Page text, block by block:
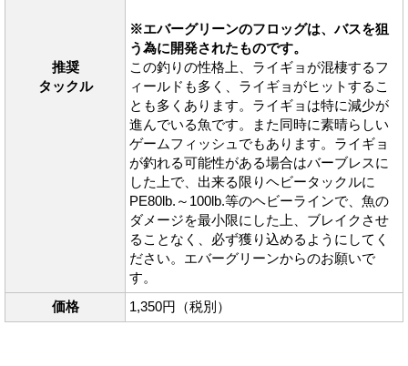
推奨
タックル
※エバーグリーンのフロッグは、バスを狙
う為に開発されたものです。
この釣りの性格上、ライギョが混棲するフ
ィールドも多く、ライギョがヒットするこ
とも多くあります。ライギョは特に減少が
進んでいる魚です。また同時に素晴らしい
ゲームフィッシュでもあります。ライギョ
が釣れる可能性がある場合はバーブレスに
した上で、出来る限りヘビータックルに
PE80lb.～100lb.等のヘビーラインで、魚の
ダメージを最小限にした上、ブレイクさせ
ることなく、必ず獲り込めるようにしてく
ださい。エバーグリーンからのお願いで
す。
価格
1,350円（税別）